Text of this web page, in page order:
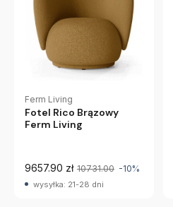
Ferm Living
Fotel Rico Brązowy
Ferm Living
9657.90 zł 10731.00 -10%
wysyłka: 21-28 dni